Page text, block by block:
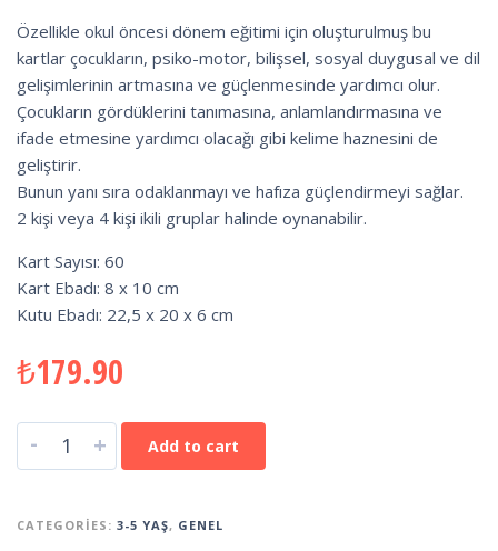
Özellikle okul öncesi dönem eğitimi için oluşturulmuş bu
kartlar çocukların, psiko-motor, bilişsel, sosyal duygusal ve dil
gelişimlerinin artmasına ve güçlenmesinde yardımcı olur.
Çocukların gördüklerini tanımasına, anlamlandırmasına ve
ifade etmesine yardımcı olacağı gibi kelime haznesini de
geliştirir.
Bunun yanı sıra odaklanmayı ve hafıza güçlendirmeyi sağlar.
2 kişi veya 4 kişi ikili gruplar halinde oynanabilir.
Kart Sayısı: 60
Kart Ebadı: 8 x 10 cm
Kutu Ebadı: 22,5 x 20 x 6 cm
₺179.90
- + Add to cart
CATEGORIES: 3-5 YAŞ, GENEL